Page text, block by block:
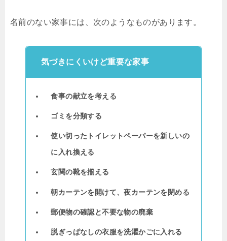
名前のない家事には、次のようなものがあります。
気づきにくいけど重要な家事
食事の献立を考える
ゴミを分類する
使い切ったトイレットペーパーを新しいの
に入れ換える
玄関の靴を揃える
朝カーテンを開けて、夜カーテンを閉める
郵便物の確認と不要な物の廃棄
脱ぎっぱなしの衣服を洗濯かごに入れる